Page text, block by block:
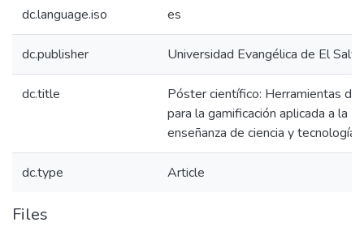
dc.language.iso es
dc.publisher Universidad Evangélica de El
dc.title
Póster científico: Herramientas
para la gamificación aplicada a la
enseñanza de ciencia y tecnología
dc.type Article
Files